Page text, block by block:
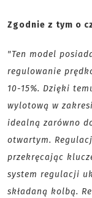
Zgodnie z tym o
"Ten model
regulowanie
10-15%. Dzięki
wylotową w
idealną zarówno
otwartym.
przekręcając
system regulacji
składaną kolbą.